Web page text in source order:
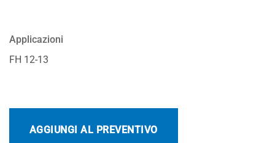
Applicazioni
FH 12-13
AGGIUNGI AL PREVENTIVO